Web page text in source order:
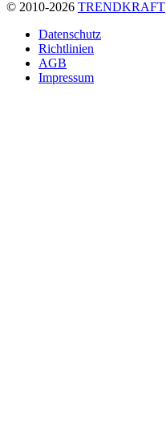
© 2010-2026 TRENDKRAFT
FußzeileDatenschutz
Richtlinien
AGB
Impressum